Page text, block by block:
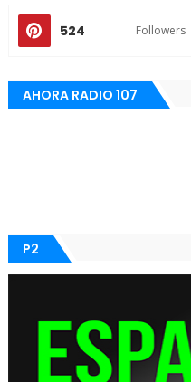
524 Followers
AHORA RADIO 107
P2